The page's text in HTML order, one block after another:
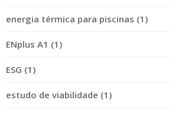
energia térmica para piscinas (1)
ENplus A1 (1)
ESG (1)
estudo de viabilidade (1)